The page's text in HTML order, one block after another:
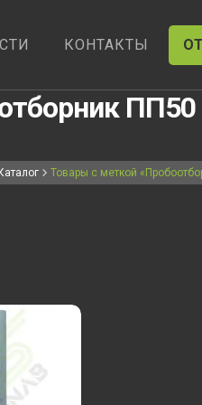
КОНТАКТЫ
ПП50
Каталог Товары с меткой